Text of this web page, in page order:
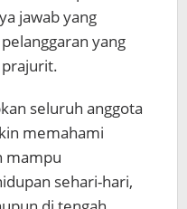
jawab yang
yang
seluruh anggota
memahami
mampu
sehari-hari,